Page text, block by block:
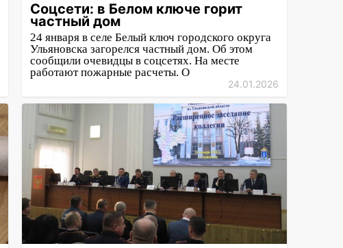
Соцсети: в Белом ключе горит
частный дом
24 января в селе Белый ключ городского округа
Ульяновска загорелся частный дом. Об этом
сообщили очевидцы в соцсетях. На месте
работают пожарные расчеты. О
24.01.2026